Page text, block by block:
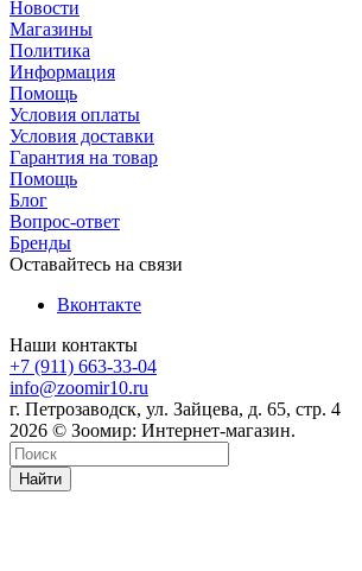
Новости
Магазины
Политика
Информация
Помощь
Условия оплаты
Условия доставки
Гарантия на товар
Помощь
Блог
Вопрос-ответ
Бренды
Оставайтесь на связи
Вконтакте
Наши контакты
+7 (911) 663-33-04
info@zoomir10.ru
г. Петрозаводск, ул. Зайцева, д. 65, стр. 4
2026 © Зоомир: Интернет-магазин.
Найти